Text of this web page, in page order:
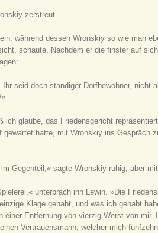
zerstreut.
während dessen Wronskiy so wie man
schaute. Nachdem er die finster auf
seid doch ständiger Dorfbewohner, nicht
ich glaube, das Friedensgericht
gewartet hatte, mit Wronskiy ins Gespräch
Gegenteil,« sagte Wronskiy ruhig, aber
unterbrach ihn Lewin. »Die
Klage gehabt, und was ich gehabt
einer Entfernung von vierzig Werst von
Vertrauensmann, welcher mich